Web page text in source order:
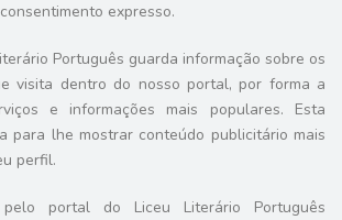
expresso.
Português guarda informação sobre os
visita dentro do nosso portal, por forma a
e informações mais populares. Esta
para lhe mostrar conteúdo publicitário mais
perfil.
pelo portal do Liceu Literário Português